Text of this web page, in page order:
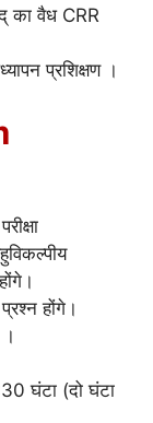
का वैध CRR
प्रशिक्षण ।
होंगे।
घंटा (दो घंटा